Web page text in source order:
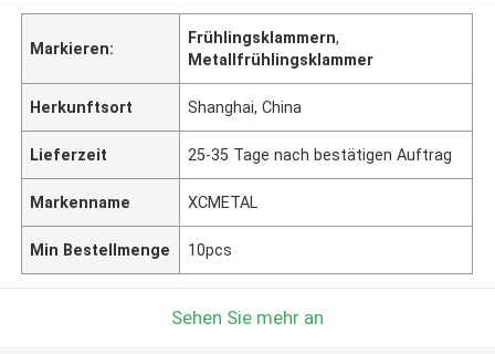
Markieren:
Frühlingsklammern,
Metallfrühlingsklammer
Herkunftsort Shanghai, China
Lieferzeit 25-35 Tage nach bestätigen Auftrag
Markenname XCMETAL
Min Bestellmenge 10pcs
Sehen Sie mehr an